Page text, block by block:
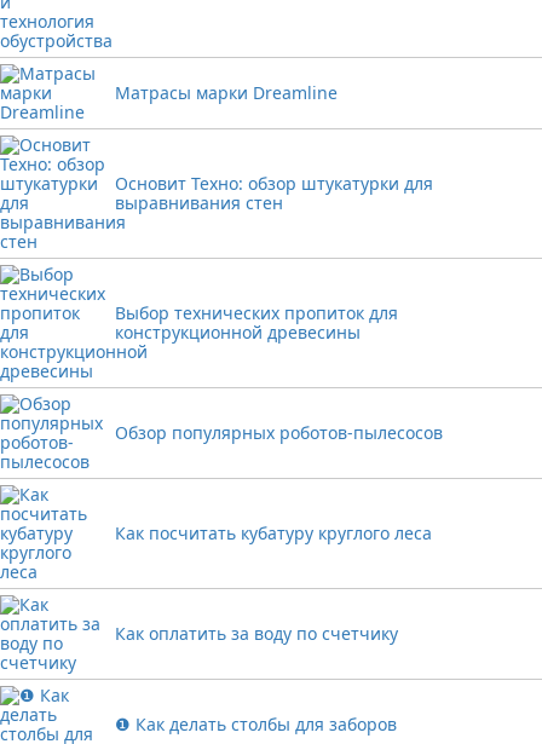
Матрасы марки Dreamline
Основит Техно: обзор штукатурки для
выравнивания стен
Выбор технических пропиток для
конструкционной древесины
Обзор популярных роботов-пылесосов
Как посчитать кубатуру круглого леса
Как оплатить за воду по счетчику
❶ Как делать столбы для заборов